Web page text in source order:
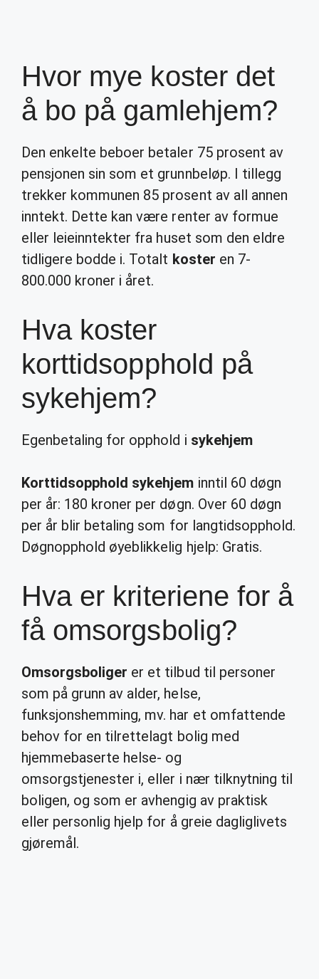
Hvor mye koster det
å bo på gamlehjem?
Den enkelte beboer betaler 75 prosent av
pensjonen sin som et grunnbeløp. I tillegg
trekker kommunen 85 prosent av all annen
inntekt. Dette kan være renter av formue
eller leieinntekter fra huset som den eldre
tidligere bodde i. Totalt koster en 7-
800.000 kroner i året.
Hva koster
korttidsopphold på
sykehjem?
Egenbetaling for opphold i sykehjem
Korttidsopphold sykehjem inntil 60 døgn
per år: 180 kroner per døgn. Over 60 døgn
per år blir betaling som for langtidsopphold.
Døgnopphold øyeblikkelig hjelp: Gratis.
Hva er kriteriene for å
få omsorgsbolig?
Omsorgsboliger er et tilbud til personer
som på grunn av alder, helse,
funksjonshemming, mv. har et omfattende
behov for en tilrettelagt bolig med
hjemmebaserte helse- og
omsorgstjenester i, eller i nær tilknytning til
boligen, og som er avhengig av praktisk
eller personlig hjelp for å greie dagliglivets
gjøremål.